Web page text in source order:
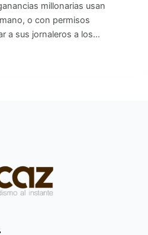
millonarias usan
o con permisos
a sus jornaleros a los…